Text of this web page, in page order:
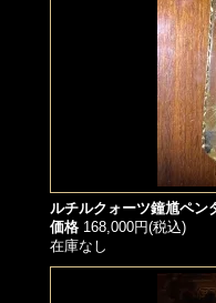
ルチルクォーツ鐘馗ペン
価格 168,000円(税込)
在庫なし